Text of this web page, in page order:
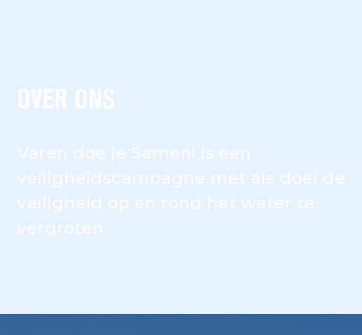
OVER ONS
Varen doe je Samen! is een
veiligheidscampagne met als doel de
veiligheid op en rond het water te
vergroten.